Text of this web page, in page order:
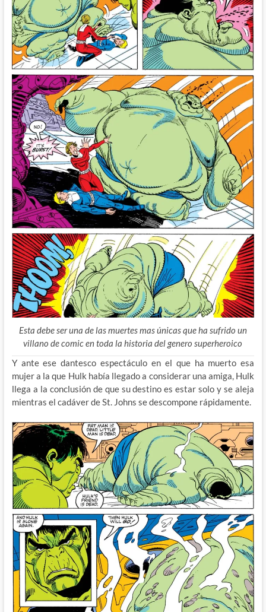
Esta debe ser una de las muertes mas únicas que ha sufrido un
villano de comic en toda la historia del genero superheroico
Y ante ese dantesco espectáculo en el que ha muerto esa
mujer a la que Hulk había llegado a considerar una amiga, Hulk
llega a la conclusión de que su destino es estar solo y se aleja
mientras el cadáver de St. Johns se descompone rápidamente.